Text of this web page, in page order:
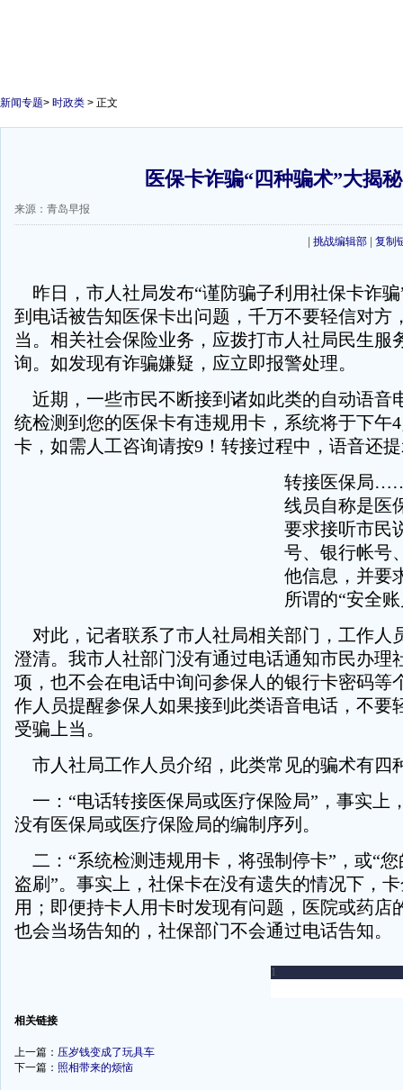
新闻专题> 时政类 > 正文
医保卡诈骗“四种骗术”大揭秘
来源：青岛早报
挑战编辑部 复制
昨日，市人社局发布“谨防骗子利用社保卡诈
到电话被告知医保卡出问题，千万不要轻信对方
当。相关社会保险业务，应拨打市人社局民生服
询。如发现有诈骗嫌疑，应立即报警处理。
近期，一些市民不断接到诸如此类的自动语音
统检测到您的医保卡有违规用卡，系统将于下午
卡，如需人工咨询请按9！转接过程中，语音还
转接医保局
线员自称是医
要求接听市民
号、银行帐号
他信息，并要
所谓的“安全
对此，记者联系了市人社局相关部门，工作人
澄清。我市人社部门没有通过电话通知市民办理
项，也不会在电话中询问参保人的银行卡密码等
作人员提醒参保人如果接到此类语音电话，不要
受骗上当。
市人社局工作人员介绍，此类常见的骗术有四
一：“电话转接医保局或医疗保险局”，事实上
没有医保局或医疗保险局的编制序列。
二：“系统检测违规用卡，将强制停卡”，或“
盗刷”。事实上，社保卡在没有遗失的情况下，
用；即便持卡人用卡时发现有问题，医院或药店
也会当场告知的，社保部门不会通过电话告知。
相关链接
上一篇： 压岁钱变成了玩具车
下一篇： 照相带来的烦恼